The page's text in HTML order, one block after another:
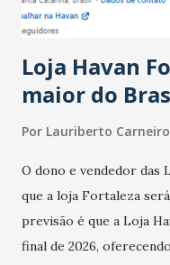
novembro. Em relação
Loja Havan
maior do
Por Lauriberto
O dono e vendedor das
que a loja Fortaleza
previsão é que a Loja
final de 2026,